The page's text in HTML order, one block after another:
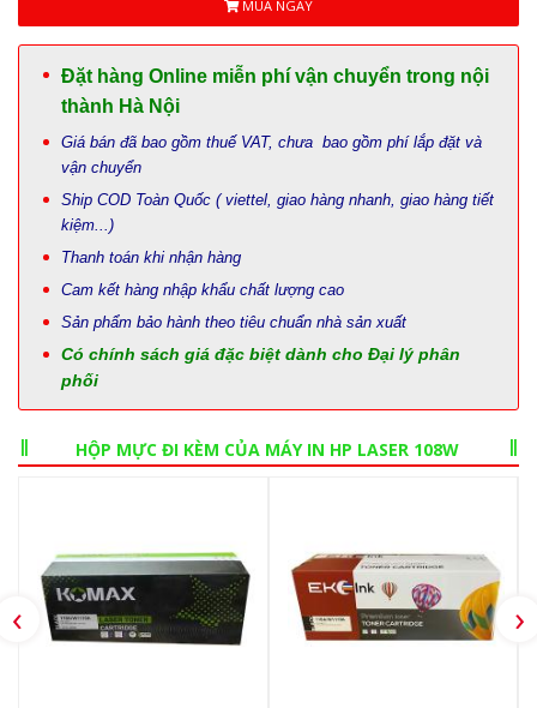
MUA NGAY
Đặt hàng Online miễn phí vận chuyển trong nội
thành Hà Nội
Giá bán đã bao gồm thuế VAT, chưa bao gồm phí lắp đặt và
vận chuyển
Ship COD Toàn Quốc ( viettel, giao hàng nhanh, giao hàng tiết
kiệm...)
Thanh toán khi nhận hàng
Cam kết hàng nhập khẩu chất lượng cao
Sản phẩm bảo hành theo tiêu chuẩn nhà sản xuất
Có chính sách giá đặc biệt dành cho Đại lý phân
phối
HỘP MỰC ĐI KÈM CỦA MÁY IN HP LASER 108W
‹ ›